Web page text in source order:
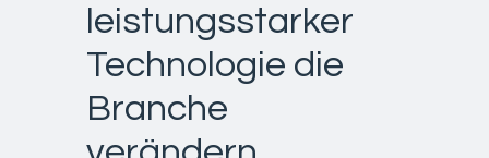
leistungsstarker
Technologie die
Branche